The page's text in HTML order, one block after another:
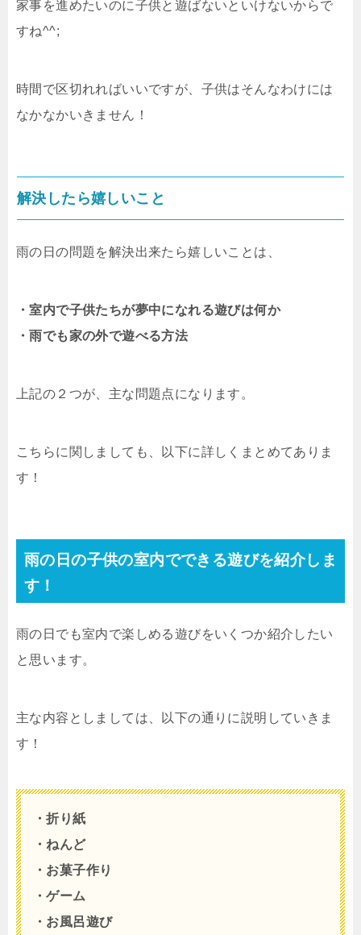
家事を進めたいのに子供と遊ばないといけないからで
すね^^;
時間で区切れればいいですが、子供はそんなわけには
なかなかいきません！
解決したら嬉しいこと
雨の日の問題を解決出来たら嬉しいことは、
・室内で子供たちが夢中になれる遊びは何か
・雨でも家の外で遊べる方法
上記の２つが、主な問題点になります。
こちらに関しましても、以下に詳しくまとめてありま
す！
雨の日の子供の室内でできる遊びを紹介しま
す！
雨の日でも室内で楽しめる遊びをいくつか紹介したい
と思います。
主な内容としましては、以下の通りに説明していきま
す！
・折り紙
・ねんど
・お菓子作り
・ゲーム
・お風呂遊び